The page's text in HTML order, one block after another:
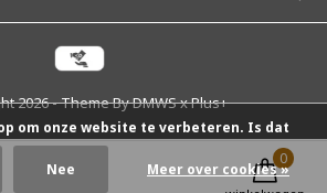
2026- Theme ByDMWSxPlus+
0
om onze website te verbeteren. Is dat
Nee Meer over cookies »